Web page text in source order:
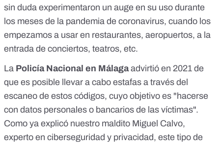
sin duda experimentaron un auge en su uso durante
los meses de la pandemia de coronavirus, cuando los
empezamos a usar en restaurantes, aeropuertos, a la
entrada de conciertos, teatros, etc.
La Policía Nacional en Málagaadvirtió en 2021 de
que es posible llevar a cabo estafas a través del
escaneo de estos códigos, cuyo objetivo es "hacerse
con datos personales o bancarios de las víctimas".
Como ya explicó nuestro maldito Miguel Calvo,
experto en ciberseguridad y privacidad, este tipo de